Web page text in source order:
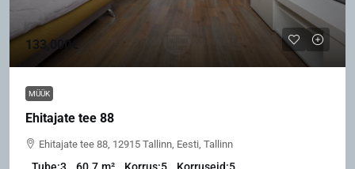
133,000€
MÜÜK
Ehitajate tee 88
Ehitajate tee 88, 12915 Tallinn, Eesti, Tallinn